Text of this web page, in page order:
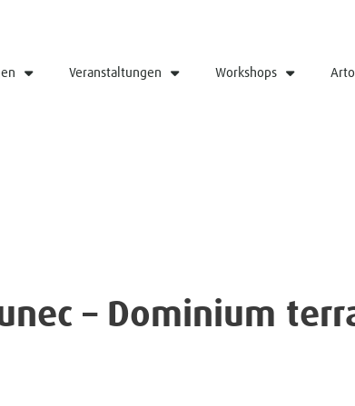
Veranstaltungen Workshops
– Dominium